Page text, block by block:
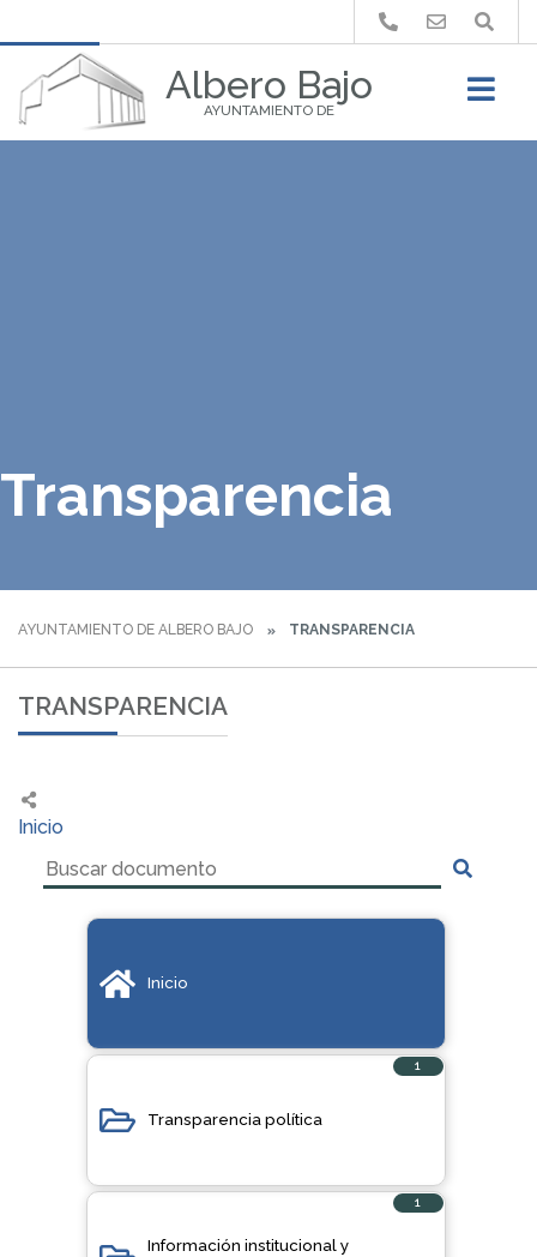
Albero Bajo
AYUNTAMIENTO DE
Buscar
Transparencia
AYUNTAMIENTO DE ALBERO BAJO TRANSPARENCIA
TRANSPARENCIA
Inicio
Inicio
1
Transparencia política
1
Información institucional y